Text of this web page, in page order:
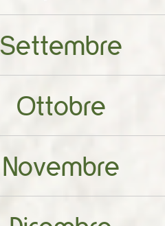
Settembre
Ottobre
Novembre